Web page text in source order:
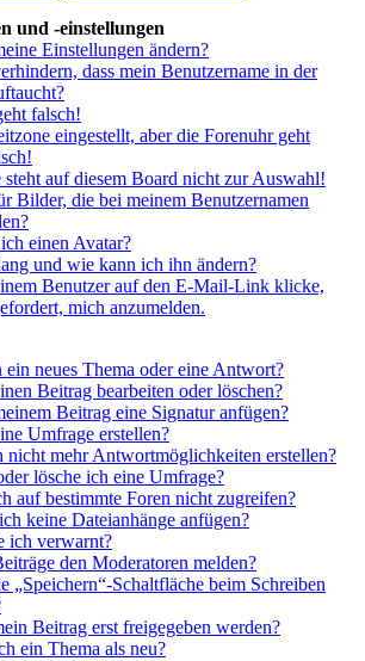
und -einstellungen
Einstellungen ändern?
dass mein Benutzername in der
falsch!
eingestellt, aber die Forenuhr geht
steht auf diesem Board nicht zur Auswahl!
Bilder, die bei meinem Benutzernamen
einen Avatar?
und wie kann ich ihn ändern?
Benutzer auf den E-Mail-Link klicke,
mich anzumelden.
ein neues Thema oder eine Antwort?
Beitrag bearbeiten oder löschen?
Beitrag eine Signatur anfügen?
Umfrage erstellen?
nicht mehr Antwortmöglichkeiten erstellen?
lösche ich eine Umfrage?
auf bestimmte Foren nicht zugreifen?
keine Dateianhänge anfügen?
ich verwarnt?
den Moderatoren melden?
„Speichern“-Schaltfläche beim Schreiben
Beitrag erst freigegeben werden?
ein Thema als neu?